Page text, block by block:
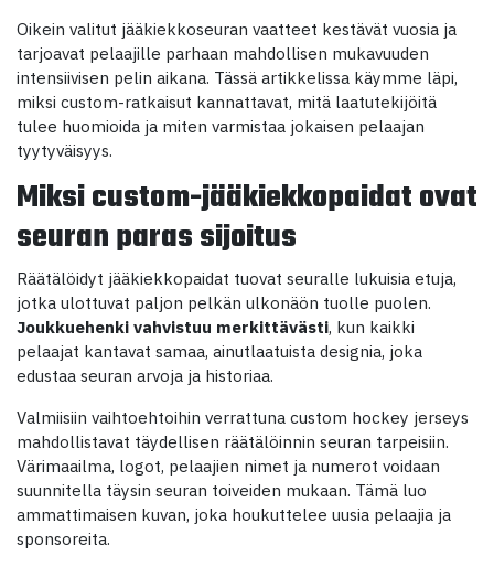
Oikein valitut jääkiekkoseuran vaatteet kestävät vuosia ja
tarjoavat pelaajille parhaan mahdollisen mukavuuden
intensiivisen pelin aikana. Tässä artikkelissa käymme läpi,
miksi custom-ratkaisut kannattavat, mitä laatutekijöitä
tulee huomioida ja miten varmistaa jokaisen pelaajan
tyytyväisyys.
Miksi custom-jääkiekkopaidat ovat
seuran paras sijoitus
Räätälöidyt jääkiekkopaidat tuovat seuralle lukuisia etuja,
jotka ulottuvat paljon pelkän ulkonäön tuolle puolen.
Joukkuehenki vahvistuu merkittävästi, kun kaikki
pelaajat kantavat samaa, ainutlaatuista designia, joka
edustaa seuran arvoja ja historiaa.
Valmiisiin vaihtoehtoihin verrattuna custom hockey jerseys
mahdollistavat täydellisen räätälöinnin seuran tarpeisiin.
Värimaailma, logot, pelaajien nimet ja numerot voidaan
suunnitella täysin seuran toiveiden mukaan. Tämä luo
ammattimaisen kuvan, joka houkuttelee uusia pelaajia ja
sponsoreita.